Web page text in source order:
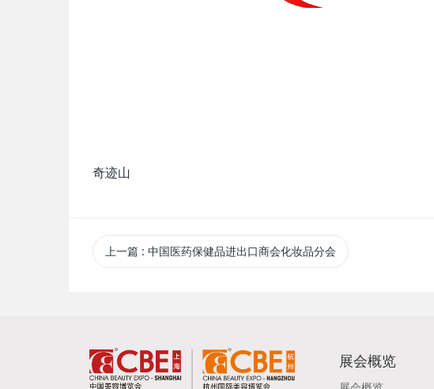
奇迹山
上一篇 : 中国医药保健品进出口商会化妆品分会
展会概览